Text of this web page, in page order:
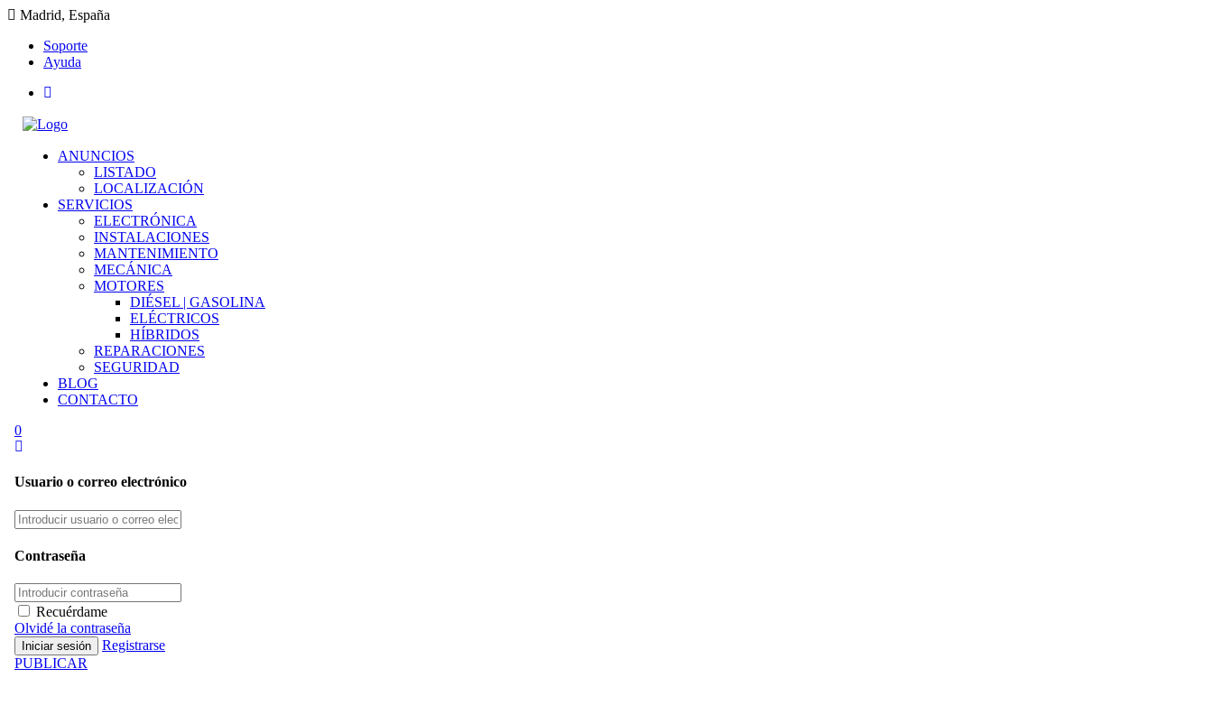
Madrid, España
Soporte
Ayuda
ANUNCIOS
LISTADO
LOCALIZACIÓN
SERVICIOS
ELECTRÓNICA
INSTALACIONES
MANTENIMIENTO
MECÁNICA
MOTORES
DIÉSEL | GASOLINA
ELÉCTRICOS
HÍBRIDOS
REPARACIONES
SEGURIDAD
BLOG
CONTACTO
0
Usuario o correo electrónico
Contraseña
Recuérdame
Olvidé la contraseña
Registrarse
PUBLICAR